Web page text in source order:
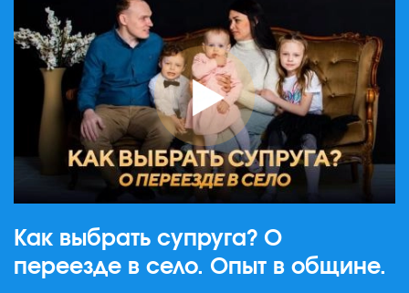
Как выбрать супруга? О
переезде в село. Опыт в общине.